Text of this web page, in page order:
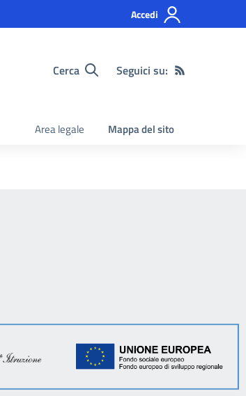
Accedi
Cerca Seguici su:
Area legale Mappa del sito